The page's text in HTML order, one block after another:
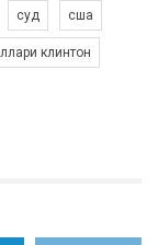
нашу
в Україні.
"лайк" під
of
суд сша
клинтон